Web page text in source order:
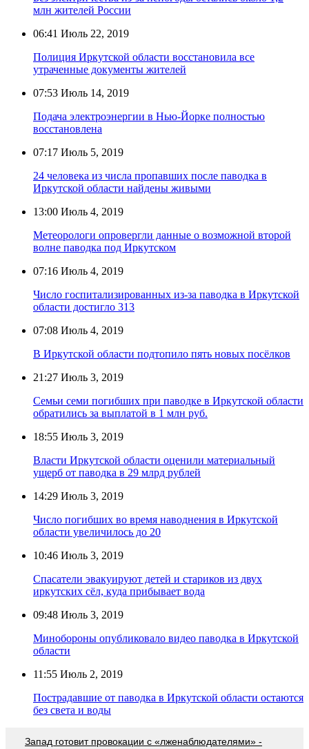
млн жителей России
06:41 Июль 22, 2019
Полиция Иркутской области восстановила все
утраченные документы жителей
07:53 Июль 14, 2019
Подача электроэнергии в Нью-Йорке полностью
восстановлена
07:17 Июль 5, 2019
24 человека из числа пропавших после паводка в
Иркутской области найдены живыми
13:00 Июль 4, 2019
Метеорологи опровергли данные о возможной второй
волне паводка под Иркутском
07:16 Июль 4, 2019
Число госпитализированных из-за паводка в Иркутской
области достигло 313
07:08 Июль 4, 2019
В Иркутской области подтопило пять новых посёлков
21:27 Июль 3, 2019
Семьи семи погибших при паводке в Иркутской области
обратились за выплатой в 1 млн руб.
18:55 Июль 3, 2019
Власти Иркутской области оценили материальный
ущерб от паводка в 29 млрд рублей
14:29 Июль 3, 2019
Число погибших во время наводнения в Иркутской
области увеличилось до 20
10:46 Июль 3, 2019
Спасатели эвакуируют детей и стариков из двух
иркутских сёл, куда прибывает вода
09:48 Июль 3, 2019
Минобороны опубликовало видео паводка в Иркутской
области
11:55 Июль 2, 2019
Пострадавшие от паводка в Иркутской области остаются
без света и воды
Запад готовит провокации с «лженаблюдателями» -